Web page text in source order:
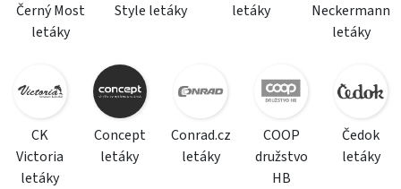
Černý Most
letáky
Style letáky
letáky
Neckermann
letáky
CK
Victoria
letáky
Concept
letáky
Conrad.cz
letáky
COOP
družstvo
HB
Čedok
letáky